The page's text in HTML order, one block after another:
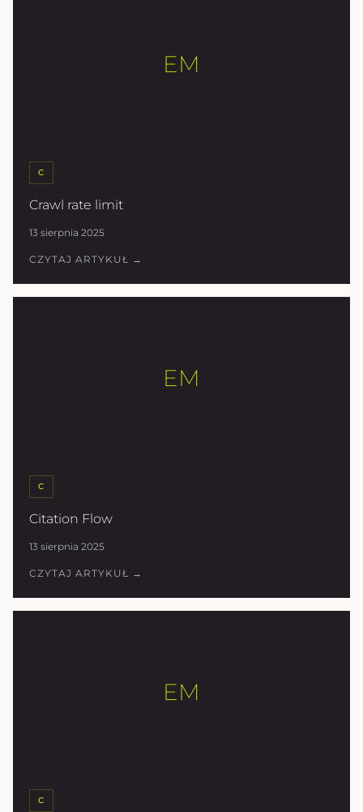
EM
C
Crawl rate limit
13 sierpnia 2025
CZYTAJ ARTYKUŁ →
EM
C
Citation Flow
13 sierpnia 2025
CZYTAJ ARTYKUŁ →
EM
C